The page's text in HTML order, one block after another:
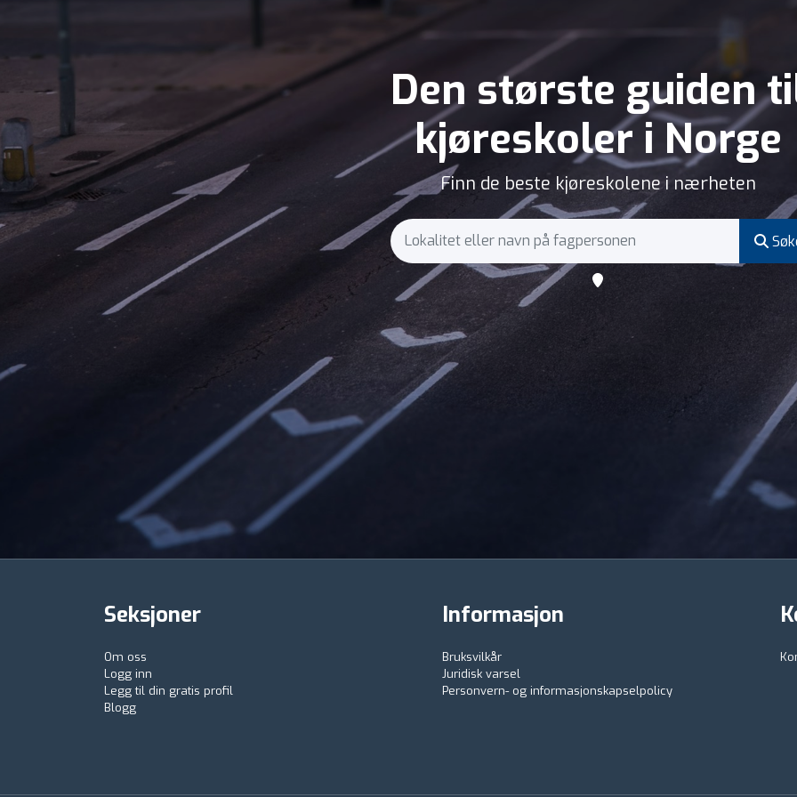
Den største guiden
kjøreskoler i Norge
Finn de beste kjøreskolene i nærheten
Seksjoner
Om oss
Logg inn
Legg til din gratis profil
Blogg
Informasjon
Bruksvilkår
Juridisk varsel
Personvern- og informasjonskapselpolicy